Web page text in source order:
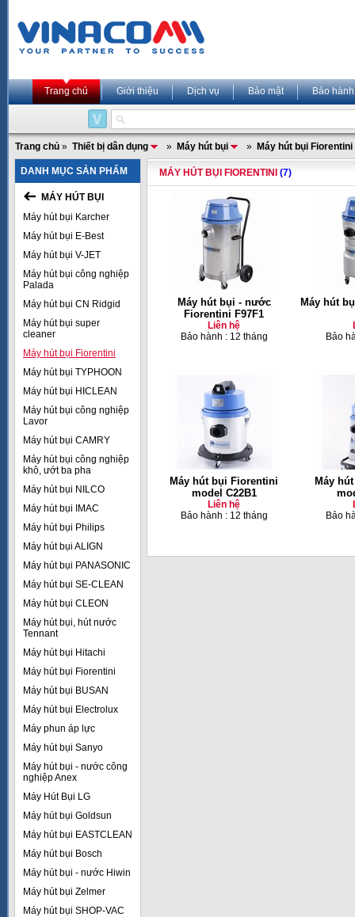
Trang chủ Giới thiệu Dịch vụ Bảo mật Bảo hành
Trang chủ » Thiết bị dân dụng » Máy hút bụi » Máy hút bụi Fiorentini
DANH MỤC SẢN PHẨM
MÁY HÚT BỤI
Máy hút bụi Karcher
Máy hút bụi E-Best
Máy hút bụi V-JET
Máy hút bụi công nghiệp
Palada
Máy hút bụi CN Ridgid
Máy hút bụi super
cleaner
Máy hút bụi Fiorentini
Máy hút bụi TYPHOON
Máy hút bụi HICLEAN
Máy hút bụi công nghiệp
Lavor
Máy hút bụi CAMRY
Máy hút bụi công nghiệp
khô, ướt ba pha
Máy hút bụi NILCO
Máy hút bụi IMAC
Máy hút bụi Philips
Máy hút bụi ALIGN
Máy hút bụi PANASONIC
Máy hút bụi SE-CLEAN
Máy hút bụi CLEON
Máy hút bụi, hút nước
Tennant
Máy hút bụi Hitachi
Máy hút bụi Fiorentini
Máy hút bụi BUSAN
Máy hút bụi Electrolux
Máy phun áp lực
Máy hút bụi Sanyo
Máy hút bụi - nước công
nghiệp Anex
Máy Hút Bụi LG
Máy hút bụi Goldsun
Máy hút bụi EASTCLEAN
Máy hút bụi Bosch
Máy hút bụi - nước Hiwin
Máy hút bụi Zelmer
Máy hút bụi SHOP-VAC
MÁY HÚT BỤI FIORENTINI (7)
Máy hút bụi - nước
Fiorentini F97F1
Liên hệ
Bảo hành : 12 tháng
Máy hút
Bảo
Máy hút bụi Fiorentini
model C22B1
Liên hệ
Bảo hành : 12 tháng
Máy
Bảo